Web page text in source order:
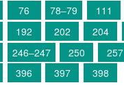
76 78–79 111
192 202 204
246–247 250 257
396 397 398